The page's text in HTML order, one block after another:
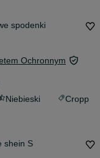
spodenki
Ochronnym
Niebieski
Cropp
shein S